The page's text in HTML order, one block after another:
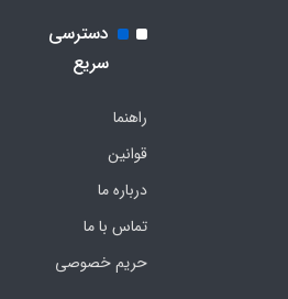
دسترسی
سریع
راهنما
قوانین
درباره ما
تماس با ما
حریم خصوصی